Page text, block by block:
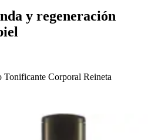
y regeneración
Corporal Reineta